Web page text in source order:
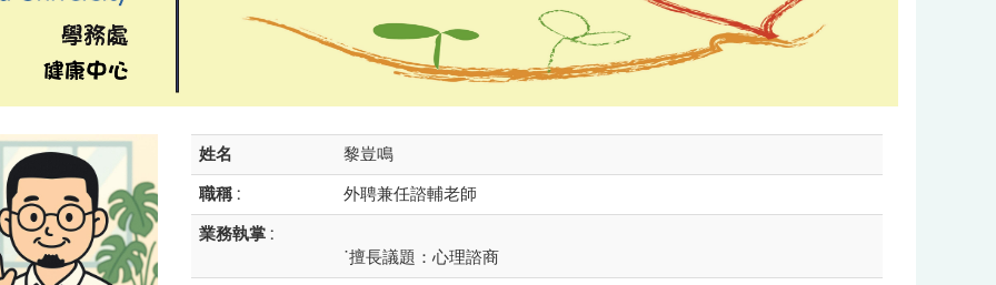
姓名
黎豈鳴
職稱 :
外聘兼任諮輔老師
業務執掌 :
˙擅長議題：心理諮商